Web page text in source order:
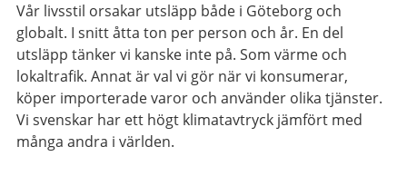
Vår livsstil orsakar utsläpp både i Göteborg och
globalt. I snitt åtta ton per person och år. En del
utsläpp tänker vi kanske inte på. Som värme och
lokaltrafik. Annat är val vi gör när vi konsumerar,
köper importerade varor och använder olika tjänster.
Vi svenskar har ett högt klimatavtryck jämfört med
många andra i världen.